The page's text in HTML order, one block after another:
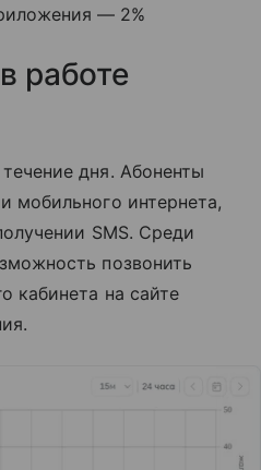
— 2%
работе
дня. Абоненты
мобильного интернета,
SMS. Среди
позвонить
кабинета на сайте